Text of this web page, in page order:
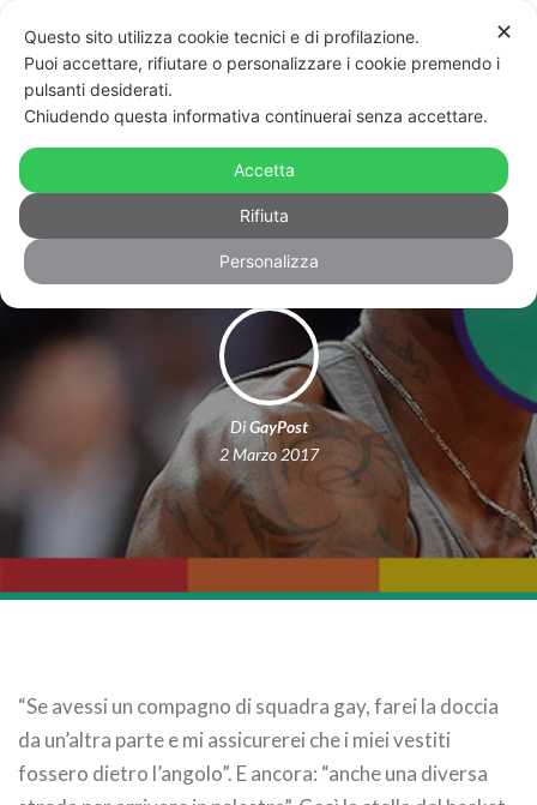
Stella del basket: “Se ci fosse un gay
in squadra, farei la doccia altrove”
DiGayPost
2 Marzo 2017
“Se avessi un compagno di squadra gay, farei la doccia
da un’altra parte e mi assicurerei che i miei vestiti
fossero dietro l’angolo”. E ancora: “anche una diversa
✕
Questo sito utilizza cookie tecnici e di profilazione.
Puoi accettare, rifiutare o personalizzare i cookie premendo i
pulsanti desiderati.
Chiudendo questa informativa continuerai senza accettare.
Accetta
Rifiuta
Personalizza